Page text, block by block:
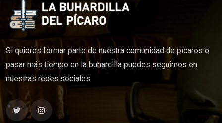
Si quieres formar parte de nuestra comunidad de pícaros o
pasar más tiempo en la buhardilla puedes seguirnos en
nuestras redes sociales: